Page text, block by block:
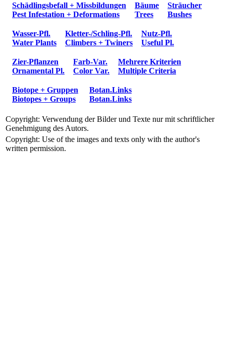
Schädlingsbefall + Missbildungen
Pest Infestation + Deformations
Bäume
Trees
Sträucher
Bushes
Wasser-Pfl.
Water Plants
Kletter-/Schling-Pfl.
Climbers + Twiners
Nutz-Pfl.
Useful Pl.
Zier-Pflanzen
Ornamental Pl.
Farb-Var.
Color Var.
Mehrere Kriterien
Multiple Criteria
Biotope + Gruppen
Biotopes + Groups
Botan.Links
Botan.Links
Copyright: Verwendung der Bilder und Texte nur mit schriftlicher
Genehmigung des Autors.
Copyright: Use of the images and texts only with the author's
written permission.